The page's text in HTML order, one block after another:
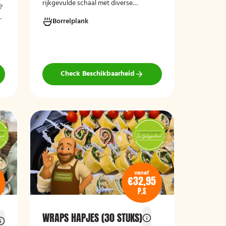
rijkgevulde schaal met diverse
ideaal voor feestjes, recepties,
lekkernijen die direct klaar zijn om te
serveren en geschikt zijn voor gasten
die bewust of volledig vegetarisch
Borrelplank
Check Beschikbaarheid
vanaf
€32,95
P.S
WRAPS HAPJES (30 STUKS)